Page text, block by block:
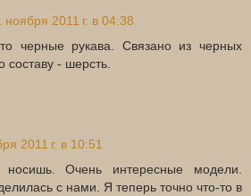
ноября 2011 г. в 04:38
черные рукава. Связано из черных
составу - шерсть.
2011 г. в 10:51
Очень интересные модели.
с нами. Я теперь точно что-то в